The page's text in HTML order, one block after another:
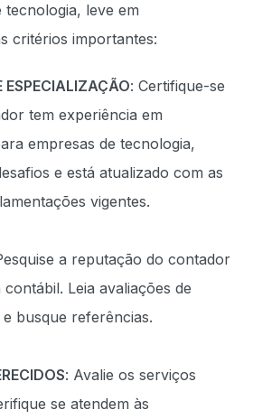
leve em
critérios importantes:
ESPECIALIZAÇÃO: Certifique-se
tem experiência em
empresas de tecnologia,
e está atualizado com as
vigentes.
a reputação do contador
Leia avaliações de
busque referências.
: Avalie os serviços
se atendem às